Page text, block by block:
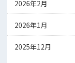
2026年2月
2026年1月
2025年12月